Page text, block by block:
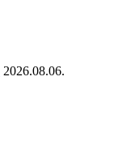
2026.08.06.